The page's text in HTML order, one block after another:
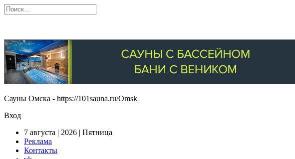
Сауны Омска - https://101sauna.ru/Omsk
Вход
7 августа | 2026 | Пятница
Реклама
Контакты